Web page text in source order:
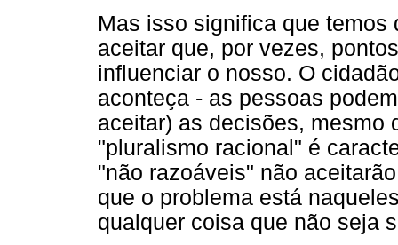
Mas isso significa que temos
aceitar que, por vezes,
influenciar o nosso. O
aconteça - as pessoas
aceitar) as decisões, mesmo
"pluralismo racional" é
"não razoáveis" não
que o problema está
qualquer coisa que não seja